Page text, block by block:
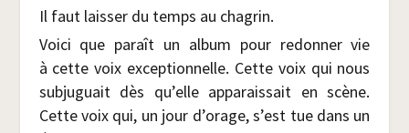
Il faut lais­ser du temps au chagrin.
Voi­ci que paraît un album pour redon­ner vie
à cette voix excep­tion­nelle. Cette voix qui nous
sub­ju­guait dès qu’elle appa­rais­sait en scène.
Cette voix qui, un jour d’orage, s’est tue dans un